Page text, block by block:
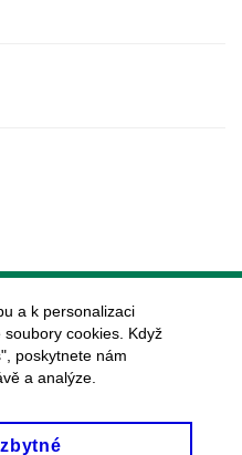
a k personalizaci
cookies. Když
poskytnete nám
a analýze.